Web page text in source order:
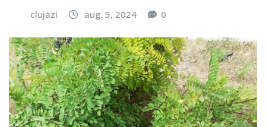
clujazi aug. 5, 2024 0